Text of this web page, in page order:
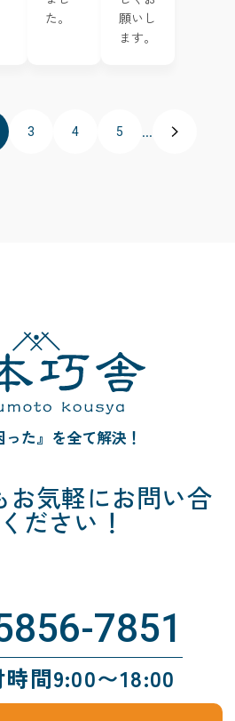
た。
願いし
ます。
3 4 5 ...
た』を全て解決！
お気軽にお問い合
ださい！
7851
間9:00〜18:00